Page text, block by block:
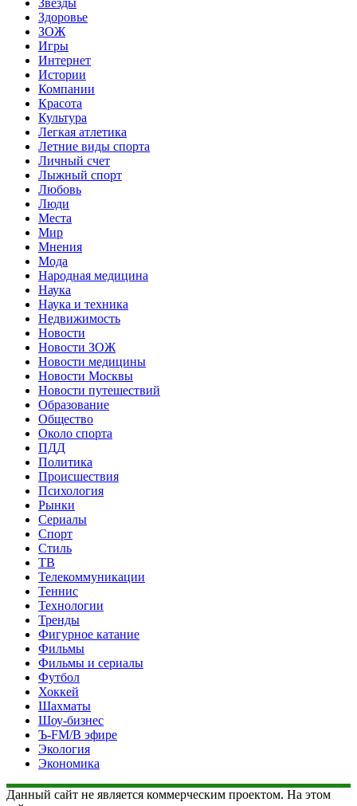
Звёзды
Здоровье
ЗОЖ
Игры
Интернет
Истории
Компании
Красота
Культура
Легкая атлетика
Летние виды спорта
Личный счет
Лыжный спорт
Любовь
Люди
Места
Мир
Мнения
Мода
Народная медицина
Наука
Наука и техника
Недвижимость
Новости
Новости ЗОЖ
Новости медицины
Новости Москвы
Новости путешествий
Образование
Общество
Около спорта
ПДД
Политика
Происшествия
Психология
Рынки
Сериалы
Спорт
Стиль
ТВ
Телекоммуникации
Теннис
Технологии
Тренды
Фигурное катание
Фильмы
Фильмы и сериалы
Футбол
Хоккей
Шахматы
Шоу-бизнес
Ъ-FM/В эфире
Экология
Экономика
Данный сайт не является коммерческим проектом. На этом